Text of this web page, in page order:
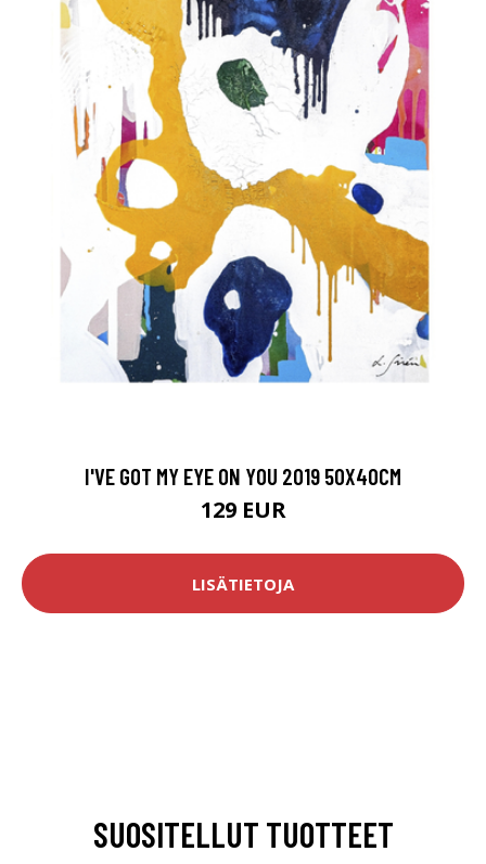
I'VE GOT MY EYE ON YOU 2019 50X40CM
129 EUR
LISÄTIETOJA
SUOSITELLUT TUOTTEET